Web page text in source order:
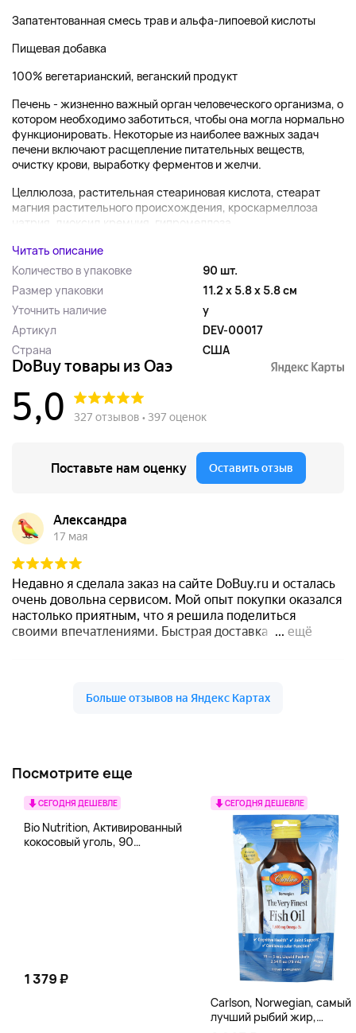
Запатентованная смесь трав и альфа-липоевой кислоты
Пищевая добавка
100% вегетарианский, веганский продукт
Печень - жизненно важный орган человеческого организма, о
котором необходимо заботиться, чтобы она могла нормально
функционировать. Некоторые из наиболее важных задач
печени включают расщепление питательных веществ,
очистку крови, выработку ферментов и желчи.
Целлюлоза, растительная стеариновая кислота, стеарат
магния растительного происхождения, кроскармеллоза
натрия, диоксид кремния, гипромеллоза,...
Читать описание
Количество в упаковке
90 шт.
Размер упаковки
11.2 x 5.8 x 5.8 см
Уточнить наличие
y
Артикул
DEV-00017
Страна
США
Посмотрите еще
СЕГОДНЯ ДЕШЕВЛЕ
Bio Nutrition, Активированный
кокосовый уголь, 90
1 379 ₽
СЕГОДНЯ ДЕШЕВЛЕ
Carlson, Norwegian, самый
лучший рыбий жир,